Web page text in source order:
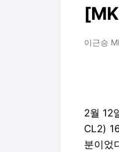
이근승
2월 12
CL2)
분이었